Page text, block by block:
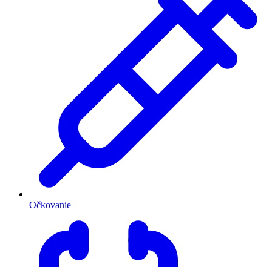
Očkovanie